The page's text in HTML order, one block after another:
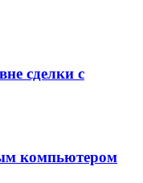
сделки с
компьютером